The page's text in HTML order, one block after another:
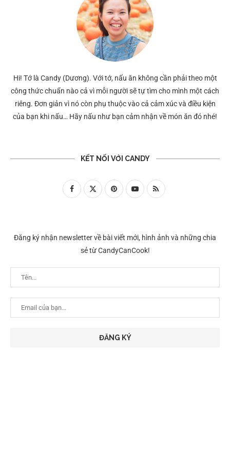
Hi! Tớ là Candy (Dương). Với tớ, nấu ăn không cần phải theo một
công thức chuẩn nào cả vì mỗi người sẽ tự tìm cho mình một cách
riêng. Đơn giản vì nó còn phụ thuộc vào cả cảm xúc và điều kiện
của bạn khi nấu… Hãy nấu như bạn cảm nhận về món ăn đó nhé!
KẾT NỐI VỚI CANDY
Đăng ký nhận newsletter về bài viết mới, hình ảnh và những chia
sẻ từ CandyCanCook!